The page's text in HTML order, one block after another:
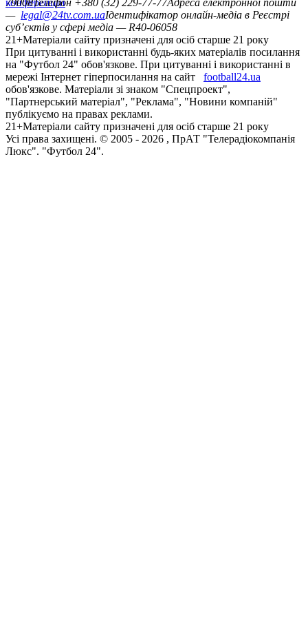
конференцій
79008Телефон +380 (32) 229-77-77Адреса електронної пошти
— legal@24tv.com.uaІдентифікатор онлайн-медіа в Реєстрі
суб’єктів у сфері медіа — R40-06058
21+Матеріали сайту призначені для осіб старше 21 року
При цитуванні і використанні будь-яких матеріалів посилання
на "Футбол 24" обов'язкове. При цитуванні і використанні в
мережі Інтернет гіперпосилання на сайт
football24.ua
обов'язкове. Матеріали зі знаком "Спецпроект",
"Партнерський матеріал", "Реклама", "Новини компаній"
публікуємо на правах реклами.
21+Матеріали сайту призначені для осіб старше 21 року
Усi права захищенi. © 2005 - 2026 , ПрАТ "Телерадіокомпанія
Люкс". "Футбол 24".